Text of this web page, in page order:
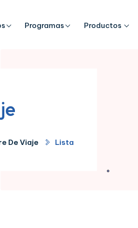
Programas Productos
De Viaje Lista